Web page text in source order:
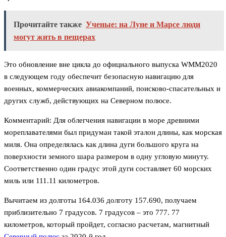
Прочитайте также Ученые: на Луне и Марсе люди
могут жить в пещерах
Это обновление вне цикла до официального выпуска WMM2020
в следующем году обеспечит безопасную навигацию для
военных, коммерческих авиакомпаний, поисково-спасательных и
других служб, действующих на Северном полюсе.
Комментарий: Для облегчения навигации в море древними
мореплавателями был придуман такой эталон длины, как морская
миля. Она определялась как длина дуги большого круга на
поверхности земного шара размером в одну угловую минуту.
Соответственно один градус этой дуги составляет 60 морских
миль или 111.11 километров.
Вычитаем из долготы 164.036 долготу 157.690, получаем
приблизительно 7 градусов. 7 градусов – это 777. 77
километров, который пройдет, согласно расчетам, магнитный